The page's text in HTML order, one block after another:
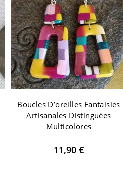
Boucles D’oreilles Fantaisies
Artisanales Distinguées
Multicolores
11,90 €